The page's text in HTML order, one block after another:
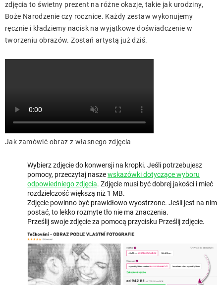
zdjęcia to świetny prezent na różne okazje, takie jak urodziny,
Boże Narodzenie czy rocznice. Każdy zestaw wykonujemy
ręcznie i kładziemy nacisk na wyjątkowe doświadczenie w
tworzeniu obrazów. Zostań artystą już dziś.
Jak zamówić obraz z własnego zdjęcia
Wybierz zdjęcie do konwersji na kropki. Jeśli potrzebujesz
pomocy, przeczytaj naszewskazówki dotyczące wyboru
odpowiedniego zdjęcia. Zdjęcie musi być dobrej jakości i mieć
rozdzielczość większą niż 1 MB.
Zdjęcie powinno być prawidłowo wyostrzone. Jeśli jest na nim
postać, to lekko rozmyte tło nie ma znaczenia.
Prześlij swoje zdjęcie za pomocą przycisku Prześlij zdjęcie.